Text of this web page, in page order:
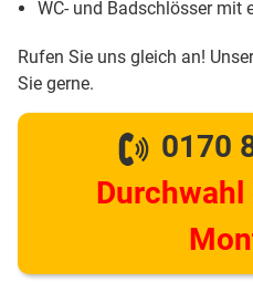
WC- und Badschlösser mit
Rufen Sie uns gleich an!
Sie gerne.
0170